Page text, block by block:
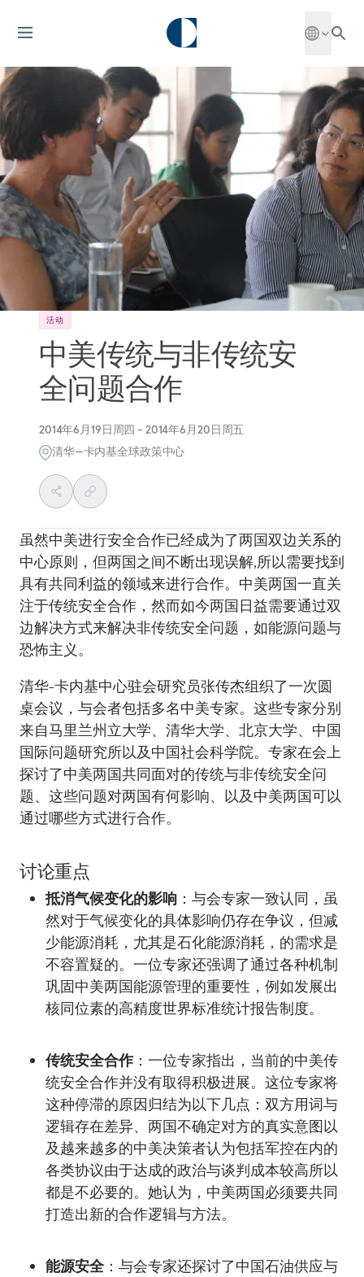
活动
中美传统与非传统安
全问题合作
2014年6月19日周四 - 2014年6月20日周五
清华—卡内基全球政策中心
虽然中美进行安全合作已经成为了两国双边关系的
中心原则，但两国之间不断出现误解,所以需要找到
具有共同利益的领域来进行合作。中美两国一直关
注于传统安全合作，然而如今两国日益需要通过双
边解决方式来解决非传统安全问题，如能源问题与
恐怖主义。
清华-卡内基中心驻会研究员张传杰组织了一次圆
桌会议，与会者包括多名中美专家。这些专家分别
来自马里兰州立大学、清华大学、北京大学、中国
国际问题研究所以及中国社会科学院。专家在会上
探讨了中美两国共同面对的传统与非传统安全问
题、这些问题对两国有何影响、以及中美两国可以
通过哪些方式进行合作。
讨论重点
抵消气候变化的影响 ：与会专家一致认同，虽
然对于气候变化的具体影响仍存在争议，但减
少能源消耗，尤其是石化能源消耗，的需求是
不容置疑的。一位专家还强调了通过各种机制
巩固中美两国能源管理的重要性，例如发展出
核同位素的高精度世界标准统计报告制度。
传统安全合作：一位专家指出，当前的中美传
统安全合作并没有取得积极进展。这位专家将
这种停滞的原因归结为以下几点：双方用词与
逻辑存在差异、两国不确定对方的真实意图以
及越来越多的中美决策者认为包括军控在内的
各类协议由于达成的政治与谈判成本较高所以
都是不必要的。她认为，中美两国必须要共同
打造出新的合作逻辑与方法。
能源安全：与会专家还探讨了中国石油供应与